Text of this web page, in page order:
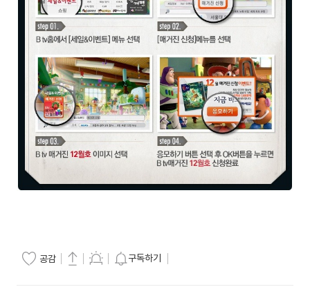
공감 구독하기